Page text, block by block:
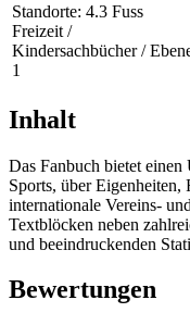
Standorte: 4.3 Fuss
Freizeit /
Kindersachbücher /
1
Inhalt
Das Fanbuch bietet
Sports, über
internationale Vereins-
Textblöcken neben
und beeindruckenden
Bewertungen